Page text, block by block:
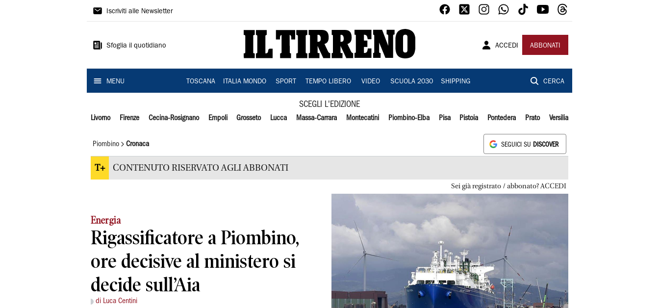
Il
Iscriviti alle Newsletter
Sfoglia il quotidiano ACCEDI ABBONATI
MENU TOSCANA ITALIA MONDO SPORT TEMPO LIBERO VIDEO SCUOLA 2030 SHIPPING CERCA
SCEGLI L'EDIZIONE
Livorno Firenze Cecina-Rosignano Empoli Grosseto Lucca Massa-Carrara Montecatini Piombino-Elba Pisa Pistoia Pontedera Prato Versilia
Piombino Cronaca SEGUICI SU DISCOVER
T+ CONTENUTO RISERVATO AGLI ABBONATI
Sei già registrato / abbonato? ACCEDI
Energia
Rigassificatore a Piombino,
ore decisive al ministero si
decide sull’Aia
di Luca Centini